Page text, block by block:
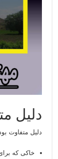
دلیل
دلیل متفاوت
خاکی که